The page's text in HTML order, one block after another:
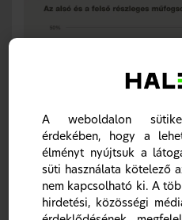
Műfogsorrögzítők –
teljesítményének
Ha a pácienseknél olyan
pszichológiai tényezők
befolyásolják a műfogsor
műfogsorrögzítők a
A weboldalon
érdekében, hogy a
élményt nyújtsuk a
süti használata kötelező
nem kapcsolható ki. A
hirdetési, közösségi